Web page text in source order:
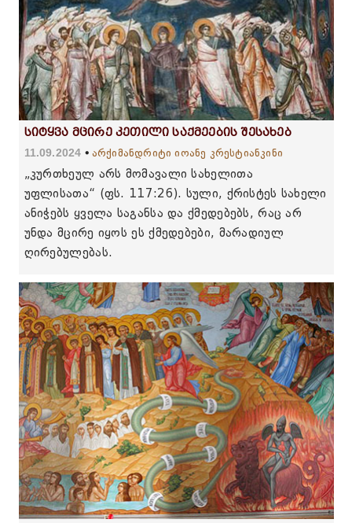
სიტყვა მცირე კეთილი საქმეების შესახებ
11.09.2024 არქიმანდრიტი იოანე კრესტიანკინი
„კურთხეულ არს მომავალი სახელითა
უფლისათა“ (ფს. 117:26). სული, ქრისტეს სახელი
ანიჭებს ყველა საგანსა და ქმედებებს, რაც არ
უნდა მცირე იყოს ეს ქმედებები, მარადიულ
ღირებულებას.